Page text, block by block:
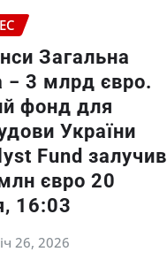
Загальна
− 3 млрд євро.
фонд для
України
Fund залучив
євро 20
16:03
26, 2026